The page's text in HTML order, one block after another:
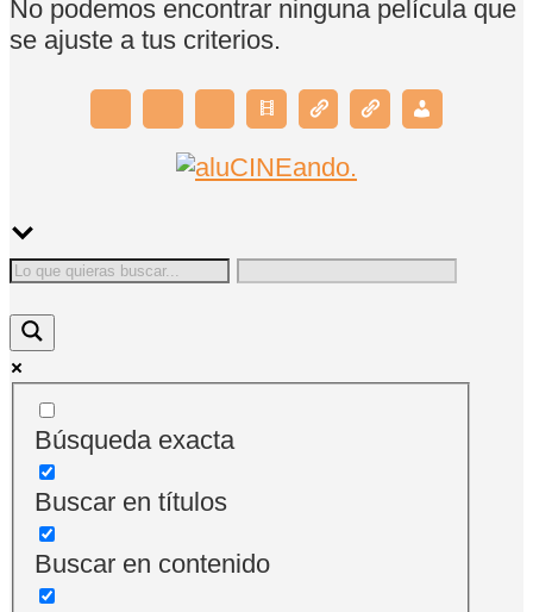
No podemos encontrar ninguna película que
se ajuste a tus criterios.
Búsqueda exacta
Buscar en títulos
Buscar en contenido